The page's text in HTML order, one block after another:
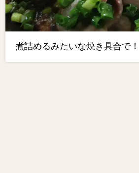
煮詰めるみたいな焼き具合で！